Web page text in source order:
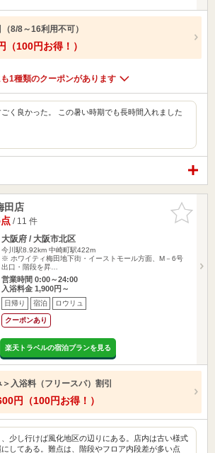
8/8～16利用不可）
（100円お得！）
1種類のクーポンがあります
く良かった。 この暑い時期でも長時間入れました
お気に入
りに追加
田店
/ 11 件
大阪府 / 大阪市北区
今川駅8.92km 中崎町駅422m
※ ホワイティ梅田地下街・イーストモール方面、M－6号
出口・階段を昇…
営業時間 0:00～24:00
入浴料金 1,900円～
日帰り 宿泊 ロウリュ
クーポンあり
楽天トラベルの宿泊プランを見る
＞入浴料（フリースパ）割引
円（100円お得！）
少し行けば風化地区の辺りにある。店内は古い様式
してある。難点は、階段やフロア内段差が多い点